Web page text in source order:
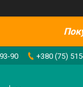
90 +380 (75)